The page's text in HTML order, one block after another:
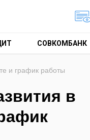
СОВКОМБАНК
и график работы
в